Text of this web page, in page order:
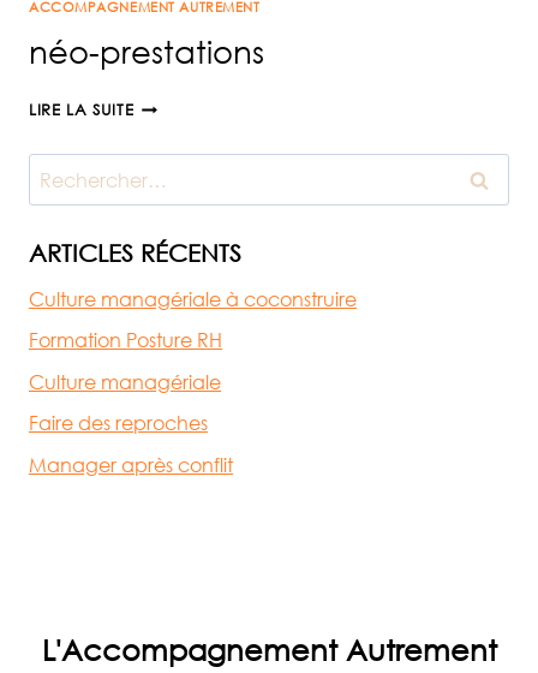
ACCOMPAGNEMENT AUTREMENT
néo-prestations
LIRE LA SUITENÉO-
Rechercher :
ARTICLES RÉCENTS
Culture managériale à coconstruire
Formation Posture RH
Culture managériale
Faire des reproches
Manager après conflit
L'Accompagnement Autrement